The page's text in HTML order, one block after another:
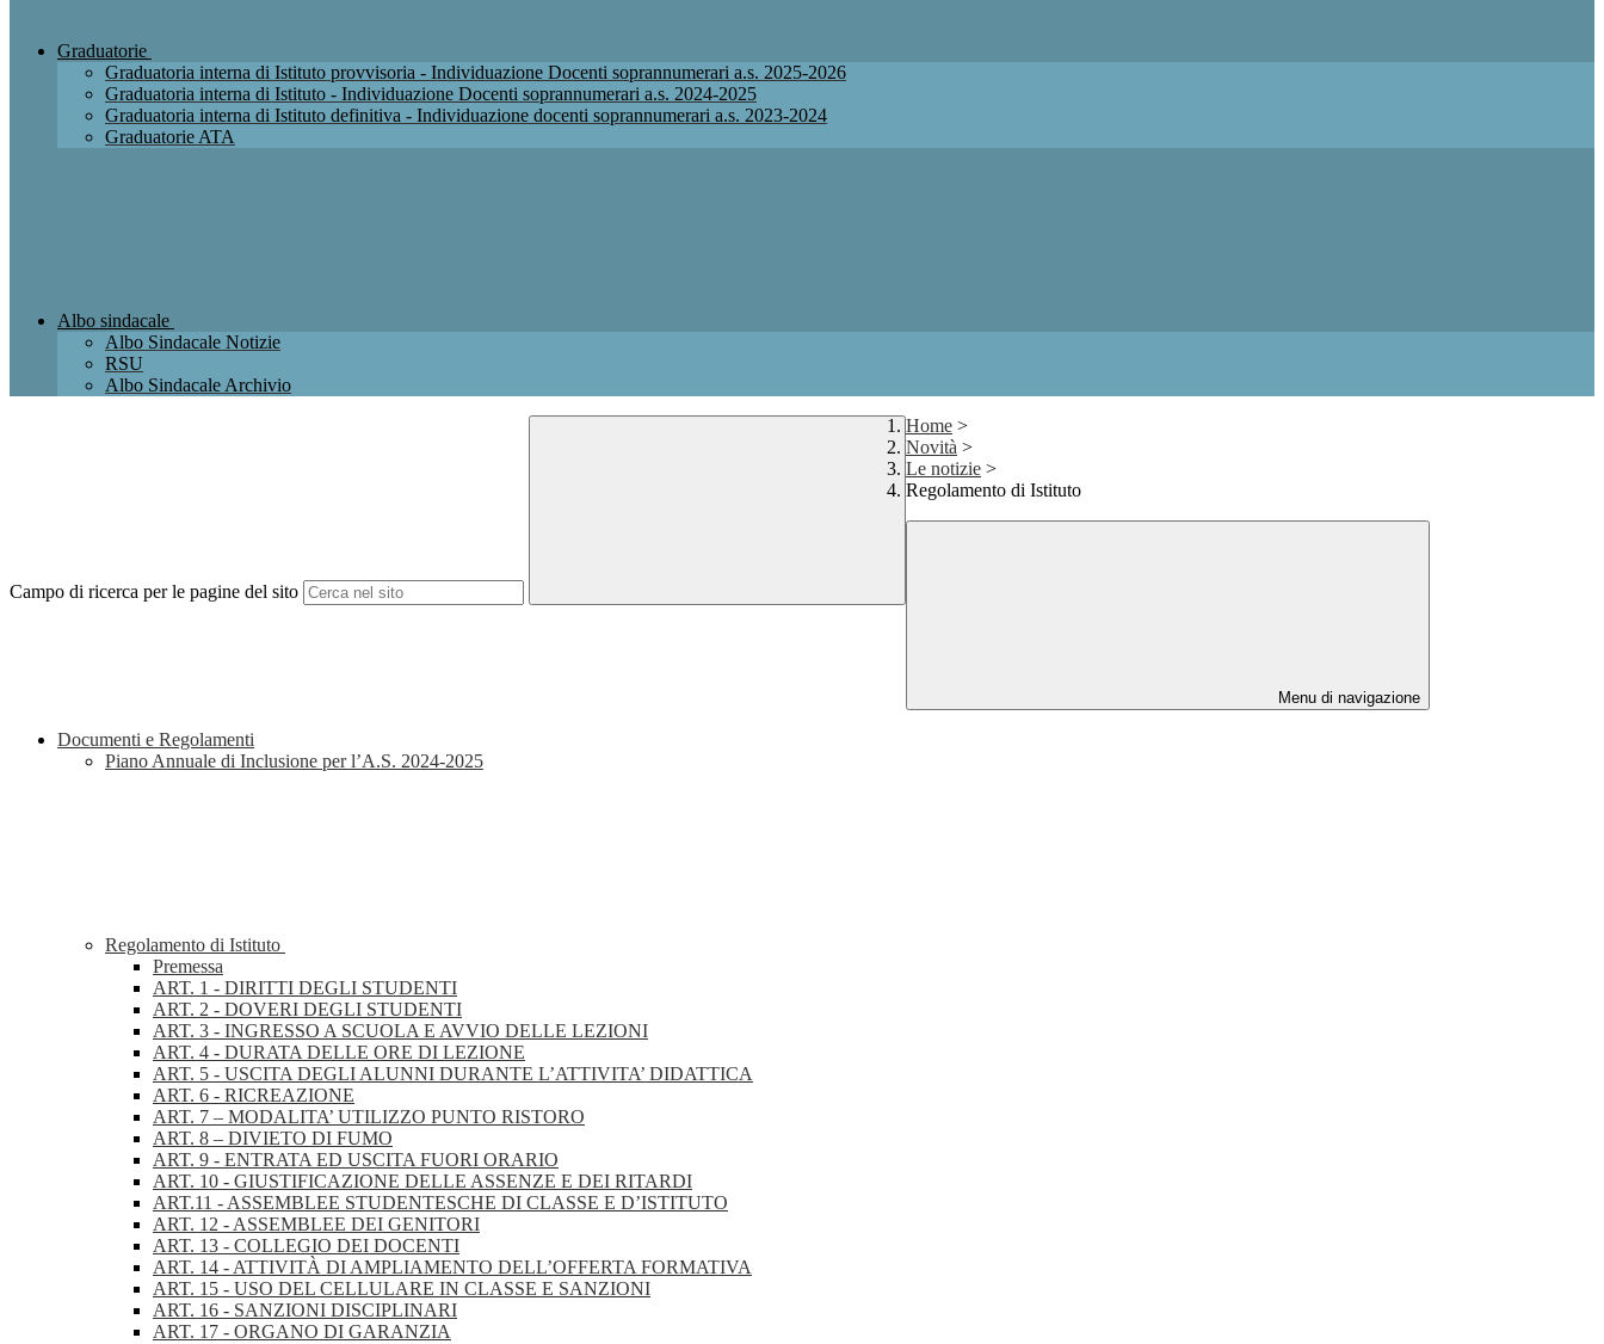
Graduatorie
Graduatoria interna di Istituto provvisoria - Individuazione Docenti soprannumerari a.s. 2025-2026
Graduatoria interna di Istituto - Individuazione Docenti soprannumerari a.s. 2024-2025
Graduatoria interna di Istituto definitiva - Individuazione docenti soprannumerari a.s. 2023-2024
Graduatorie ATA
Albo sindacale
Albo Sindacale Notizie
RSU
Albo Sindacale Archivio
Campo di ricerca per le pagine del sito
Home >
Novità >
Le notizie >
Regolamento di Istituto
Menu di navigazione
Documenti e Regolamenti
Piano Annuale di Inclusione per l’A.S. 2024-2025
Regolamento di Istituto
Premessa
ART. 1 - DIRITTI DEGLI STUDENTI
ART. 2 - DOVERI DEGLI STUDENTI
ART. 3 - INGRESSO A SCUOLA E AVVIO DELLE LEZIONI
ART. 4 - DURATA DELLE ORE DI LEZIONE
ART. 5 - USCITA DEGLI ALUNNI DURANTE L’ATTIVITA’ DIDATTICA
ART. 6 - RICREAZIONE
ART. 7 – MODALITA’ UTILIZZO PUNTO RISTORO
ART. 8 – DIVIETO DI FUMO
ART. 9 - ENTRATA ED USCITA FUORI ORARIO
ART. 10 - GIUSTIFICAZIONE DELLE ASSENZE E DEI RITARDI
ART.11 - ASSEMBLEE STUDENTESCHE DI CLASSE E D’ISTITUTO
ART. 12 - ASSEMBLEE DEI GENITORI
ART. 13 - COLLEGIO DEI DOCENTI
ART. 14 - ATTIVITÀ DI AMPLIAMENTO DELL’OFFERTA FORMATIVA
ART. 15 - USO DEL CELLULARE IN CLASSE E SANZIONI
ART. 16 - SANZIONI DISCIPLINARI
ART. 17 - ORGANO DI GARANZIA